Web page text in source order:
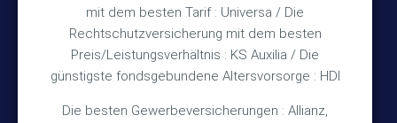
mit dem besten Tarif : Universa / Die
Rechtschutzversicherung mit dem besten
Preis/Leistungsverhältnis : KS Auxilia / Die
günstigste fondsgebundene Altersvorsorge : HDI
Die besten Gewerbeversicherungen : Allianz,
Impressum
Datenschutz
Erstinformation